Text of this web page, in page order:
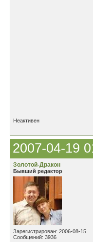
Неактивен
2007-04-19
Золотой-Дракон
Бывший редактор
Зарегистрирован: 2006-08-15
Сообщений: 3936